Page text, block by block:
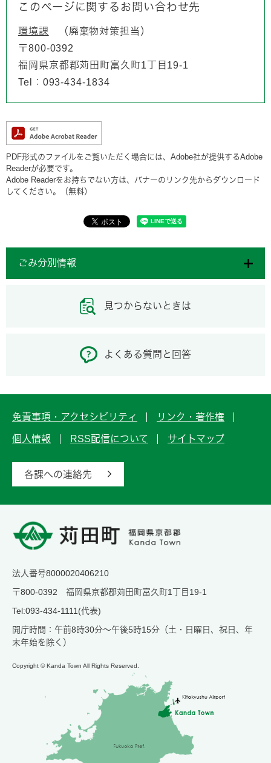
このページに関するお問い合わせ先
環境課
廃棄物対策担当
〒800-0392
福岡県京都郡苅田町富久町1丁目19-1
Tel：093-434-1834
PDF形式のファイルをご覧いただく場合には、Adobe社が提供するAdobe
Readerが必要です。
Adobe Readerをお持ちでない方は、バナーのリンク先からダウンロード
してください。（無料）
ごみ分別情報
見つからないときは
よくある質問と回答
免責事項・アクセシビリティ リンク・著作権
個人情報 RSS配信について サイトマップ
各課への連絡先
法人番号8000020406210
〒800-0392 福岡県京都郡苅田町富久町1丁目19-1
Tel:093-434-1111(代表)
開庁時間：午前8時30分～午後5時15分（土・日曜日、祝日、年
末年始を除く）
Copyright © Kanda Town All Rights Reserved.